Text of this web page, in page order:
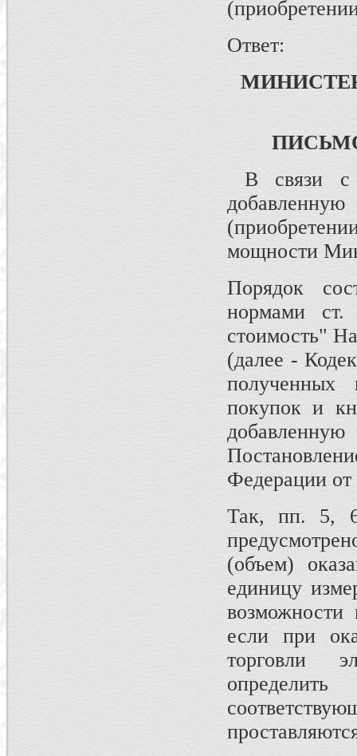
Ответ:
В связи с
мощности
Порядок
нормами
стоимость"
(далее -
полученных
покупок и
Федерации
Так, пп. 5,
(объем)
единицу
если при
торговли